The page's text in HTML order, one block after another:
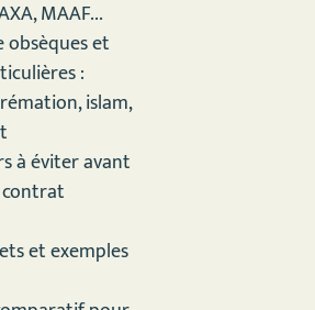
MAAF...
obsèques et
:
islam,
à éviter avant
et exemples